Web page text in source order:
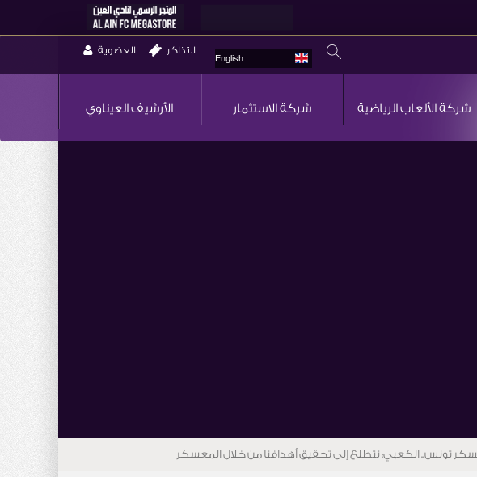
English
التذاكر العضوية
الأرشيف العيناوي شركة الاستثمار شركة الألعاب الرياضية
تونس.. الكعبي: نتطلع إلى تحقيق أهدافنا من خلال المعسكر